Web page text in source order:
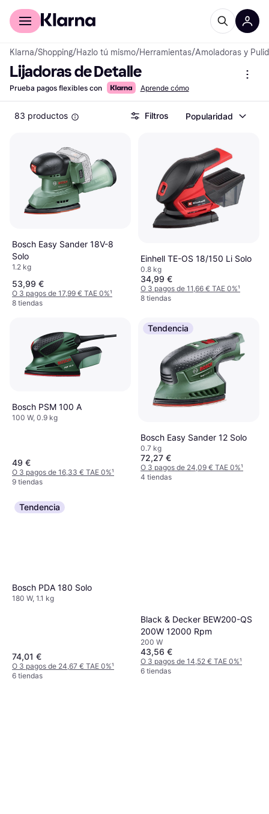
Comprar con Klarna
Klarna/Shopping/Hazlo tú mismo/Herramientas/Amoladoras y
Lijadoras de Detalle
Prueba pagos flexibles con Aprende cómo
83 productos Filtros Popularidad
Bosch Easy Sander 18V-8
Solo
1.2 kg
53,99 €
O 3 pagos de 17,99 € TAE 0%¹
8 tiendas
Einhell TE-OS 18/150 Li Solo
0.8 kg
34,99 €
O 3 pagos de 11,66 € TAE 0%¹
8 tiendas
Bosch PSM 100 A
100 W, 0.9 kg
49 €
O 3 pagos de 16,33 € TAE 0%¹
9 tiendas
Tendencia
Bosch Easy Sander 12 Solo
0.7 kg
72,27 €
O 3 pagos de 24,09 € TAE 0%¹
4 tiendas
Tendencia
Bosch PDA 180 Solo
180 W, 1.1 kg
74,01 €
O 3 pagos de 24,67 € TAE 0%¹
6 tiendas
Black & Decker BEW200-QS
200W 12000 Rpm
200 W
43,56 €
O 3 pagos de 14,52 € TAE 0%¹
6 tiendas